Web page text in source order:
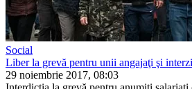
Social
Liber la grevă pentru unii angajaţi şi
29 noiembrie 2017, 08:03